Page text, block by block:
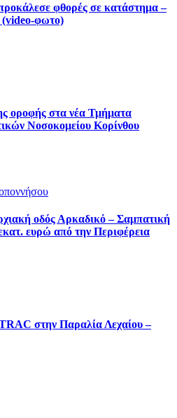
φθορές σε κατάστημα –
(video-φωτο)
οροφής στα νέα Τμήματα
Νοσοκομείου Κορίνθου
οδός Αρκαδικό – Σαμπατική
ευρώ από την Περιφέρεια
στην Παραλία Λεχαίου –